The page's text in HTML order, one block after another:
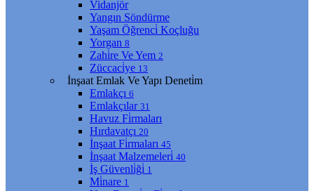
Vi̇danjör
Yangın Söndürme
Yaşam Öğrenci̇ Koçluğu
Yorgan 8
Zahi̇re Ve Yem 2
Züccaci̇ye 13
İnşaat Emlak Ve Yapı Deneti̇m
Emlakçı 6
Emlakçılar 31
Havuz Fi̇rmaları
Hırdavatçı 20
İnşaat Fi̇rmaları 45
İnşaat Malzemeleri̇ 40
İş Güvenli̇ği̇ 1
Mi̇nare 1